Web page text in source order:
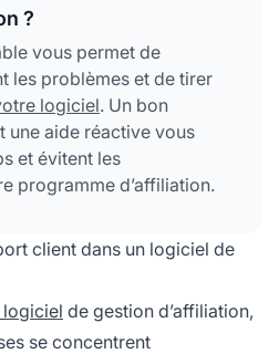
?
vous permet de
les problèmes et de tirer
logiciel. Un bon
une aide réactive vous
et évitent les
programme d’affiliation.
client dans un logiciel de
logiciel de gestion d’affiliation,
se concentrent